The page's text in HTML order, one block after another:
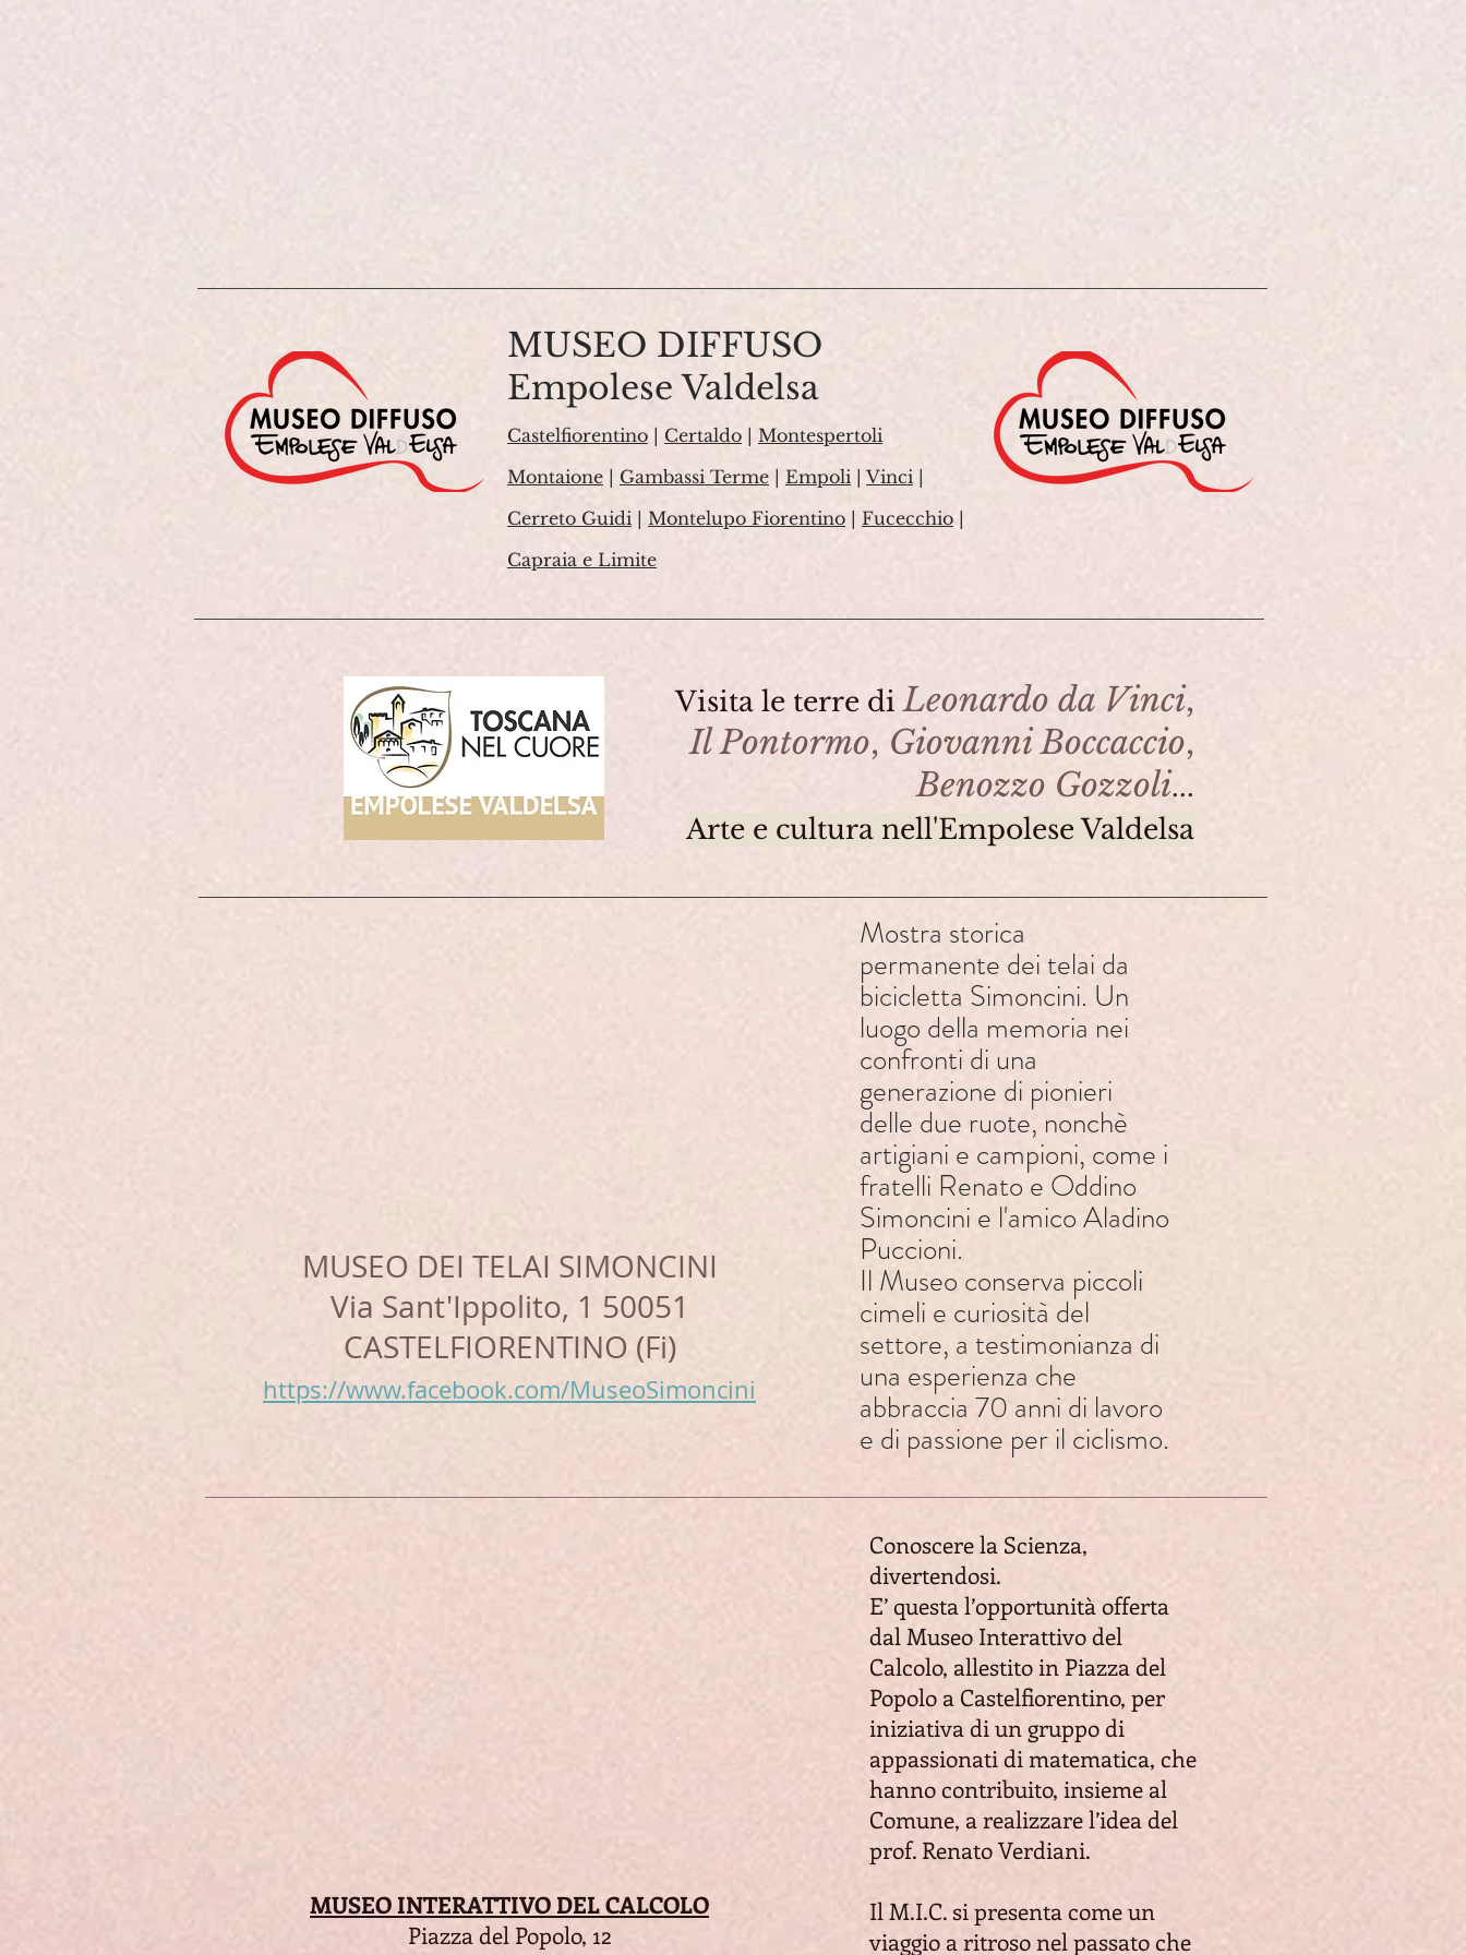
MUSEO DIFFUSO
Empolese Valdelsa
Castelfiorentino Certaldo
Montespertoli
Montaione
Gambassi Terme Empoli Vinci
Cerreto Guidi
Montelupo Fiorentino Fucecchio
Capraia e Limite
Visita le terre di Leonardo da Vinci,
Il Pontormo, Giovanni Boccaccio,
Benozzo Gozzoli...
Arte e cultura nell'Empolese Valdelsa
MUSEO DEI TELAI SIMONCINI
Via Sant'Ippolito, 1 50051
CASTELFIORENTINO (Fi)
https://www.facebook.com/MuseoSimoncini
Mostra storica
permanente dei telai da
bicicletta Simoncini. Un
luogo della memoria nei
confronti di una
generazione di pionieri
delle due ruote, nonchè
artigiani e campioni, come i
fratelli Renato e Oddino
Simoncini e l'amico Aladino
Puccioni.
Il Museo conserva piccoli
cimeli e curiosità del
settore, a testimonianza di
una esperienza che
abbraccia 70 anni di lavoro
e di passione per il ciclismo.
MUSEO INTERATTIVO DEL CALCOLO
Piazza del Popolo, 12
Conoscere la Scienza,
divertendosi.
E’ questa l’opportunità offerta
dal Museo Interattivo del
Calcolo, allestito in Piazza del
Popolo a Castelfiorentino, per
iniziativa di un gruppo di
appassionati di matematica, che
hanno contribuito, insieme al
Comune, a realizzare l’idea del
prof. Renato Verdiani.
Il M.I.C. si presenta come un
viaggio a ritroso nel passato che